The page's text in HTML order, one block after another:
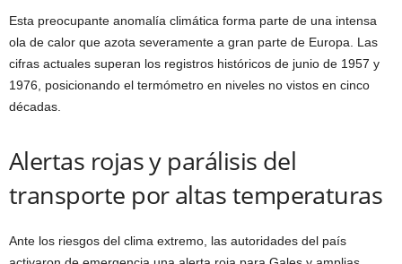
Esta preocupante anomalía climática forma parte de una intensa
ola de calor que azota severamente a gran parte de Europa. Las
cifras actuales superan los registros históricos de junio de 1957 y
1976, posicionando el termómetro en niveles no vistos en cinco
décadas.
Alertas rojas y parálisis del
transporte por altas temperaturas
Ante los riesgos del clima extremo, las autoridades del país